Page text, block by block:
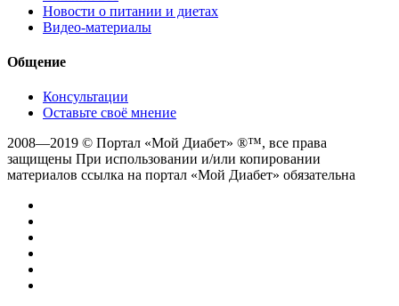
Новости о питании и диетах
Видео-материалы
Общение
Консультации
Оставьте своё мнение
2008—2019 © Портал «Мой Диабет» ®™, все права
защищены При использовании и/или копировании
материалов ссылка на портал «Мой Диабет» обязательна